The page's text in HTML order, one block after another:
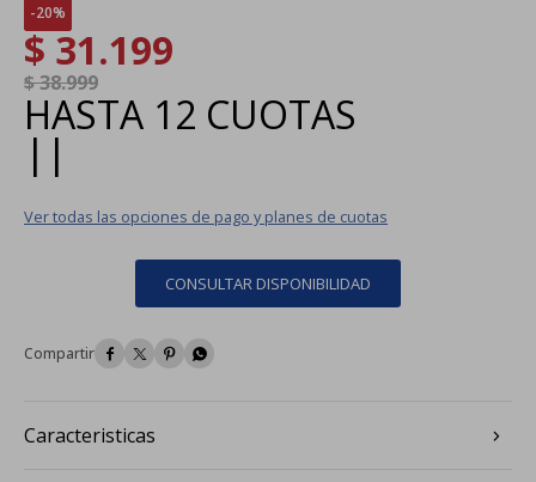
20
$ 31.199
$38.999
HASTA 12 CUOTAS
| |
Ver todas las opciones de pago y planes de cuotas
CONSULTAR DISPONIBILIDAD
   
Caracteristicas